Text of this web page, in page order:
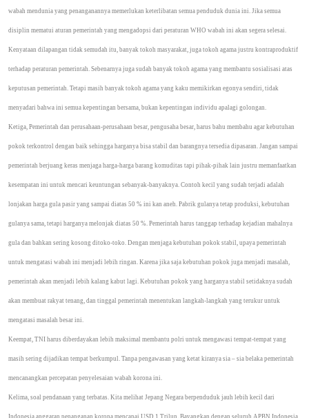
wabah mendunia yang penanganannya memerlukan keterlibatan semua penduduk dunia ini. Jika semua
disiplin mematui aturan pemerintah yang mengadopsi dari peraturan WHO wabah ini akan segera selesai.
Kenyataan dilapangan tidak semudah itu, banyak tokoh masyarakat, juga tokoh agama justru kontraproduktif
terhadap peraturan pemerintah. Sebenarnya juga sudah banyak tokoh agama yang membantu sosialisasi atas
keputusan pemerintah. Tetapi masih banyak tokoh agama yang kaku memikirkan egonya sendiri, tidak
menyadari bahwa ini semua kepentingan bersama, bukan kepentingan individu apalagi golongan.
Ketiga, Pemerintah dan perusahaan-perusahaan besar, pengusaha besar, harus bahu membahu agar kebutuhan
pokok terkontrol dengan baik sehingga harganya bisa stabil dan barangnya tersedia dipasaran. Jangan sampai
pemerintah berjuang keras menjaga harga-harga barang komuditas tapi pihak-pihak lain justru memanfaatkan
kesempatan ini untuk mencari keuntungan sebanyak-banyaknya. Contoh kecil yang sudah terjadi adalah
lonjakan harga gula pasir yang sampai diatas 50 % ini kan aneh. Pabrik gulanya tetap produksi, kebutuhan
gulanya sama, tetapi harganya melonjak diatas 50 %. Pemerintah harus tanggap terhadap kejadian mahalnya
gula dan bahkan sering kosong ditoko-toko. Dengan menjaga kebutuhan pokok stabil, upaya pemerintah
untuk mengatasi wabah ini menjadi lebih ringan. Karena jika saja kebutuhan pokok juga menjadi masalah,
pemerintah akan menjadi lebih kalang kabut lagi. Kebutuhan pokok yang harganya stabil setidaknya sudah
akan membuat rakyat tenang, dan tinggal pemerintah menentukan langkah-langkah yang terukur untuk
mengatasi masalah besar ini.
Keempat, TNI harus diberdayakan lebih maksimal membantu polri untuk mengawasi tempat-tempat yang
masih sering dijadikan tempat berkumpul. Tanpa pengawasan yang ketat kiranya sia – sia belaka pemerintah
mencanangkan percepatan penyelesaian wabah korona ini.
Kelima, soal pendanaan yang terbatas. Kita melihat Jepang Negara berpenduduk jauh lebih kecil dari
Indonesia anggaran penanganan korona mencapai USD 1 Trilun. Bayangkan dengan seluruh APBN Indonesia